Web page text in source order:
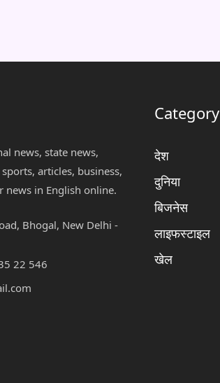
news, state news,
articles, business,
news in English online.
Bhogal, New Delhi -
22 546
Category
देश
दुनिया
बिजनेस
लाइफस्टाइल
खेल